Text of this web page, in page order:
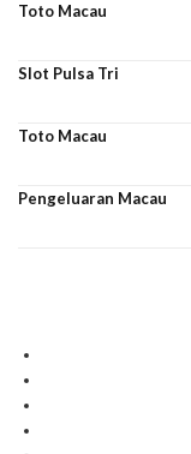
Toto Macau
Slot Pulsa Tri
Toto Macau
Pengeluaran Macau